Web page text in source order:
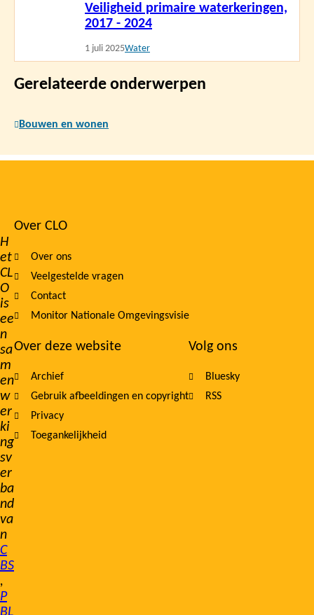
Veiligheid primaire waterkeringen,
2017 - 2024
1 juli 2025Water
Gerelateerde onderwerpen
Bouwen en wonen
H
et
CL
O
is
ee
n
sa
m
en
w
er
ki
ng
sv
er
ba
nd
va
n
C
BS
,
P
Footer
navigation
Over CLO
Over ons
Veelgestelde vragen
Contact
Monitor Nationale Omgevingsvisie
Over deze website
Archief
Gebruik afbeeldingen en copyright
Privacy
Toegankelijkheid
Volg ons
Bluesky
RSS